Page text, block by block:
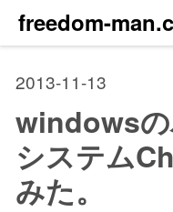
freedom-
2013-11-13
windows
システム
みた。